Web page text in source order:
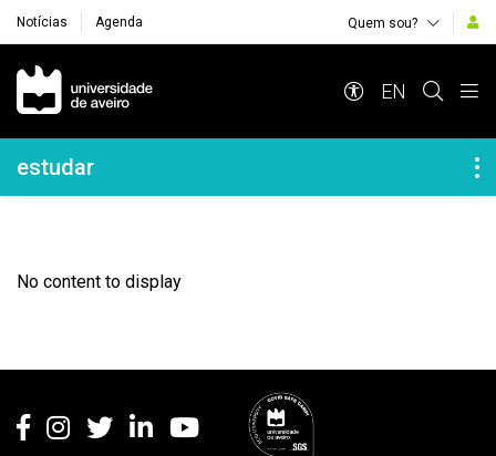
Notícias Agenda Quem sou?
Navegação Principal
EN
Navegação Lateral
estudar
No content to display